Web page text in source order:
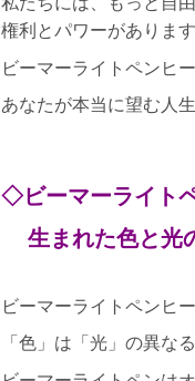
権利とパワーがあります
ビーマーライトペンヒ
あなたが本当に望む人
◇ビーマーライト
生まれた色と光
ビーマーライトペンヒ
「色」は「光」の異な